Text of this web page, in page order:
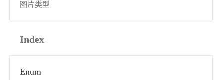
图片类型
Index
Enum